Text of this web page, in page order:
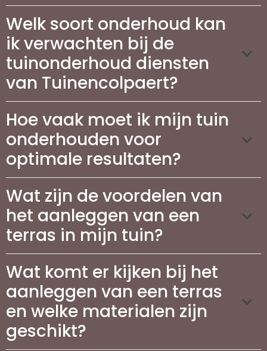
Welk soort onderhoud kan
ik verwachten bij de
tuinonderhoud diensten
van Tuinencolpaert?
Hoe vaak moet ik mijn tuin
onderhouden voor
optimale resultaten?
Wat zijn de voordelen van
het aanleggen van een
terras in mijn tuin?
Wat komt er kijken bij het
aanleggen van een terras
en welke materialen zijn
geschikt?